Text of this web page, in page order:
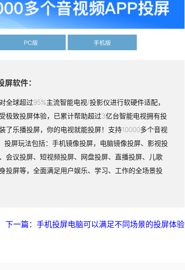
PC版 手机版
软件：
全球超过95%主流智能电视/投影仪进行软硬件适配，
极致投屏体验，已累计帮助超过3亿台智能电视拥有投
了乐播投屏，你的电视就能投屏！支持10000多个音视
投屏玩法包括：手机镜像投屏，电脑镜像投屏、影视投
会议投屏、短视频投屏、网盘投屏、直播投屏、儿歌
投屏等，全面满足用户娱乐、学习、工作的全场景投
下一篇：手机投屏电脑可以满足不同场景的投屏体验